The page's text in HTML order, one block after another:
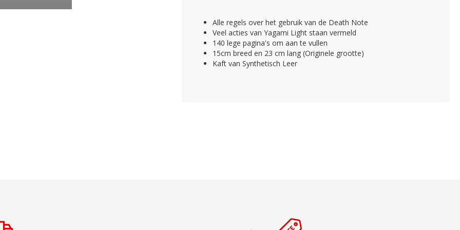
Alle regels over het gebruik van de Death Note
Veel acties van Yagami Light staan vermeld
140 lege pagina's om aan te vullen
15cm breed en 23 cm lang (Originele grootte)
Kaft van Synthetisch Leer